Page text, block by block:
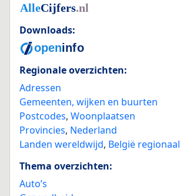
Downloads:
Regionale overzichten:
Adressen
Gemeenten, wijken en buurten
Postcodes, Woonplaatsen
Provincies, Nederland
Landen wereldwijd, België regionaal
Thema overzichten:
Auto’s